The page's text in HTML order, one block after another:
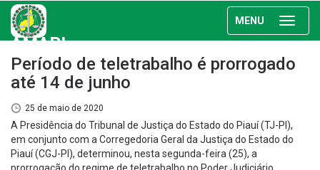
MENU
AMAPI
Período de teletrabalho é prorrogado
até 14 de junho
25 de maio de 2020
A Presidência do Tribunal de Justiça do Estado do Piauí (TJ-PI),
em conjunto com a Corregedoria Geral da Justiça do Estado do
Piauí (CGJ-PI), determinou, nesta segunda-feira (25), a